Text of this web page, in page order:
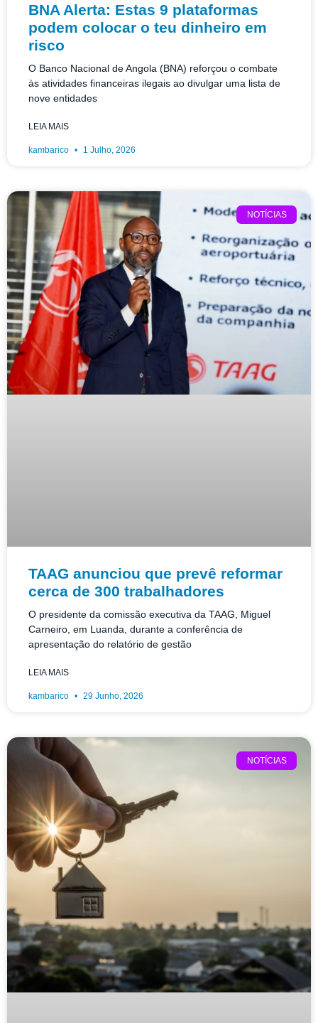
BNA Alerta: Estas 9 plataformas
podem colocar o teu dinheiro em
risco
O Banco Nacional de Angola (BNA) reforçou o combate
às atividades financeiras ilegais ao divulgar uma lista de
nove entidades
LEIA MAIS
kambarico 1 Julho, 2026
NOTÍCIAS
TAAG anunciou que prevê reformar
cerca de 300 trabalhadores
O presidente da comissão executiva da TAAG, Miguel
Carneiro, em Luanda, durante a conferência de
apresentação do relatório de gestão
LEIA MAIS
kambarico 29 Junho, 2026
NOTÍCIAS